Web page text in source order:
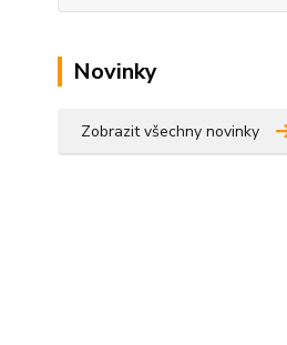
Novinky
Zobrazit všechny novinky